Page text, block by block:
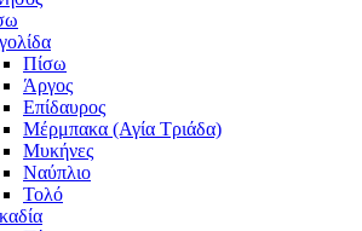
Πίσω
Άργος
Επίδαυρος
Μέρμπακα (Αγία Τριάδα)
Μυκήνες
Ναύπλιο
Τολό